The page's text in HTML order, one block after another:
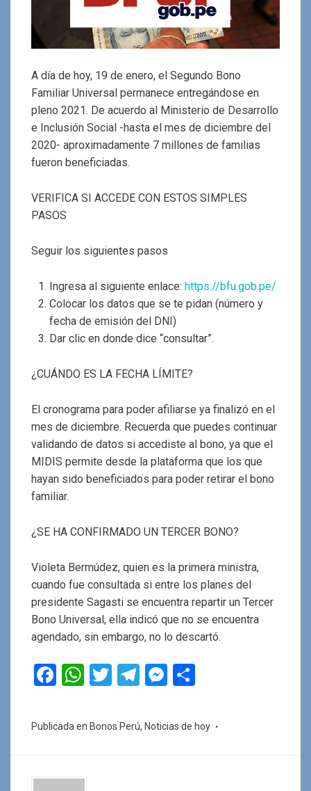
A día de hoy, 19 de enero, el Segundo Bono
Familiar Universal permanece entregándose en
pleno 2021. De acuerdo al Ministerio de Desarrollo
e Inclusión Social -hasta el mes de diciembre del
2020- aproximadamente 7 millones de familias
fueron beneficiadas.
VERIFICA SI ACCEDE CON ESTOS SIMPLES
PASOS
Seguir los siguientes pasos
Ingresa al siguiente enlace: https://bfu.gob.pe/
Colocar los datos que se te pidan (número y
fecha de emisión del DNI)
Dar clic en donde dice “consultar”.
¿CUÁNDO ES LA FECHA LÍMITE?
El cronograma para poder afiliarse ya finalizó en el
mes de diciembre. Recuerda que puedes continuar
validando de datos si accediste al bono, ya que el
MIDIS permite desde la plataforma que los que
hayan sido beneficiados para poder retirar el bono
familiar.
¿SE HA CONFIRMADO UN TERCER BONO?
Violeta Bermúdez, quien es la primera ministra,
cuando fue consultada si entre los planes del
presidente Sagasti se encuentra repartir un Tercer
Bono Universal, ella indicó que no se encuentra
agendado, sin embargo, no lo descartó.
F
ce
W
at
T
tt
T
e
M
se m
Publicada en Bonos Perú, Noticias de hoy